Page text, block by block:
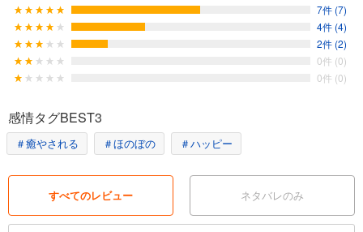
7件 (7)
4件 (4)
2件 (2)
0件 (0)
0件 (0)
感情タグBEST3
＃癒やされる ＃ほのぼの ＃ハッピー
すべてのレビュー ネタバレのみ